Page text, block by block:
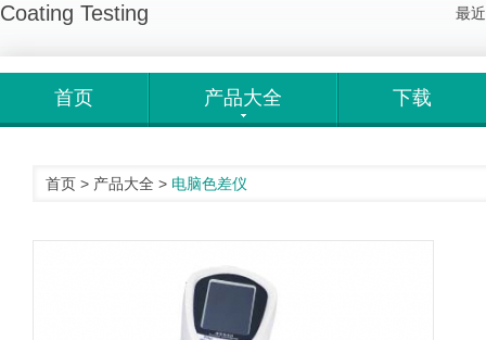
Coating Testing 最
首页 产品大全 下载
首页 > 产品大全 > 电脑色差仪